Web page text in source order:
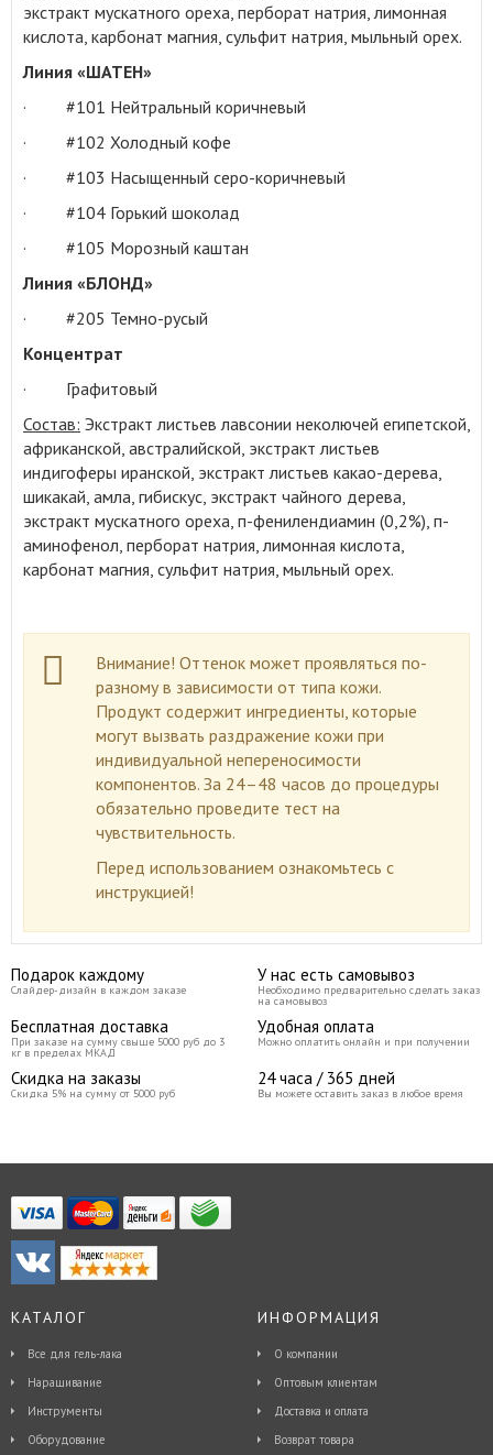
экстракт мускатного ореха, перборат натрия, лимонная
кислота, карбонат магния, сульфит натрия, мыльный орех.
Линия «ШАТЕН»
· #101 Нейтральный коричневый
· #102 Холодный кофе
· #103 Насыщенный серо-коричневый
· #104 Горький шоколад
· #105 Морозный каштан
Линия «БЛОНД»
· #205 Темно-русый
Концентрат
· Графитовый
Состав: Экстракт листьев лавсонии неколючей египетской,
африканской, австралийской, экстракт листьев
индигоферы иранской, экстракт листьев какао-дерева,
шикакай, амла, гибискус, экстракт чайного дерева,
экстракт мускатного ореха, п-фенилендиамин (0,2%), п-
аминофенол, перборат натрия, лимонная кислота,
карбонат магния, сульфит натрия, мыльный орех.
Внимание! Оттенок может проявляться по-
разному в зависимости от типа кожи.
Продукт содержит ингредиенты, которые
могут вызвать раздражение кожи при
индивидуальной непереносимости
компонентов. За 24–48 часов до процедуры
обязательно проведите тест на
чувствительность.
Перед использованием ознакомьтесь с
инструкцией!
Подарок каждому
Слайдер-дизайн в каждом заказе
У нас есть самовывоз
Необходимо предварительно сделать заказ
на самовывоз
Бесплатная доставка
При заказе на сумму свыше 5000 руб до 3
кг в пределах МКАД
Удобная оплата
Можно оплатить онлайн и при получении
Скидка на заказы
Скидка 5% на сумму от 5000 руб
24 часа / 365 дней
Вы можете оставить заказ в любое время
КАТАЛОГ
Все для гель-лака
Наращивание
Инструменты
Оборудование
ИНФОРМАЦИЯ
О компании
Оптовым клиентам
Доставка и оплата
Возврат товара